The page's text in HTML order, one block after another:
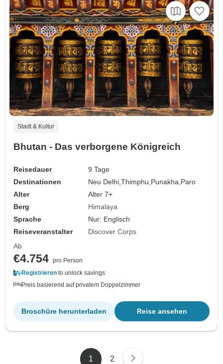
Stadt & Kultur
Bhutan - Das verborgene Königreich
Reisedauer
9 Tage
Destinationen
Neu Delhi,Thimphu,Punakha,Paro
Alter
Alter 7+
Berg
Himalaya
Sprache
Nur: Englisch
Reiseveranstalter
Discover Corps
Ab
€4.754 pro Person
Registrieren to unlock savings
Preis basierend auf privatem Doppelzimmer
Reise ansehen
Broschüre herunterladen
1 2